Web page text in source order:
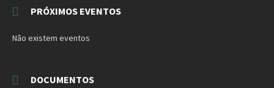
PRÓXIMOS EVENTOS
Não existem eventos
DOCUMENTOS